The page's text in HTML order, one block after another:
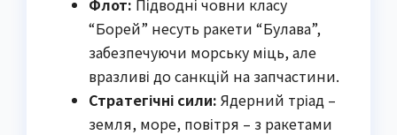
Флот: Підводні човни класу
“Борей” несуть ракети “Булава”,
забезпечуючи морську міць, але
вразливі до санкцій на запчастини.
Стратегічні сили: Ядерний тріад –
земля, море, повітря – з ракетами